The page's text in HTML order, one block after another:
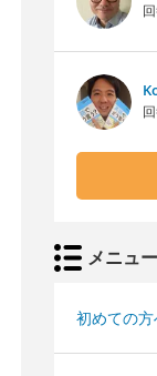
メニュー
初めての